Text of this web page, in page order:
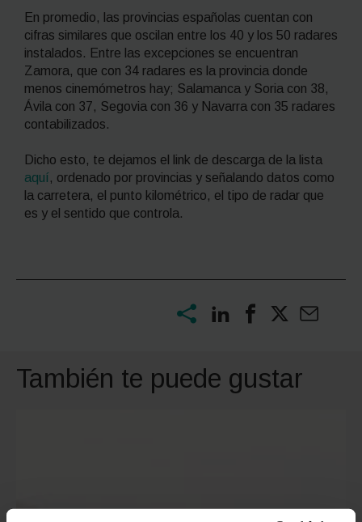
En promedio, las provincias españolas cuentan con
cifras similares que oscilan entre los 40 y los 50 radares
instalados. Entre las excepciones se encuentran
Zamora, que con 34 radares es la provincia donde
menos cinemómetros hay; Salamanca y Soria con 38,
Ávila con 37, Segovia con 36 y Navarra con 35 radares
contabilizados.
Dicho esto, te dejamos el link de descarga de la lista
aquí, ordenado por provincias y señalando datos como
la carretera, el punto kilométrico, el tipo de radar que
es y el sentido que controla.
También te puede gustar